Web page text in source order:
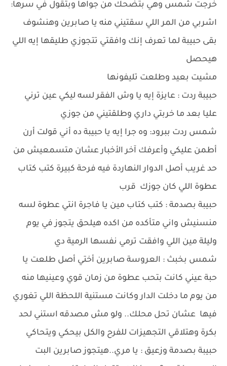
خرجت شمس وهي بتضحك من جواها وبتقول في سرها:
اشربي من المر اللي سقتيني منه يا صابرين وهنشوف
بقى حبيبة لما تعرف إنك وافقتي تتجوزي طليقها إيه اللي
هيحصل
مشيت بعيد وطلعت تليفونها
حبيبة ردت : عايزة إيه يا وش الفقر لسه ليكي عين ترني
عليا بعد ما خربتي داري وطلقتيني من جوزي
شمس ردت ببرود: وه جرا إيه يا حبيبة ده أني قولت أرن
أطمن عليكي وأعرفك آخر الأخبار عشان متسمعيش من
حد غريب أصل الدوار النهاردة فيه فرحة كبيرة كتب كتاب
عطوة اللي كان جوزك قرب
حبيبة بصدمة : كتب كتاب مين يا فاجرة انتي عطوة لسه
منسنيش واني متأكده من اكده هيلحق يتجوز في يوم
وليلة مين اللي وافقت ترمي نفسها الرمية دي
شمس بخبث : العروسة صابرين أختي أصل طلعت يا
حبة عيني كانت بتحب عطوة من زمان قوي وعينيها منه
من يوم ما دخلت الدار وكانت مستنية اللحظة اللي تغوري
فيها عشان تحل محلك.. ولو مش مصدقه استني لحد
بكرة وهتلاقي التجهيزات للفرح والكل بيحكي ويتحاكي
حبيبة بصدمة وزعيق : يا مري..هيتجوز صابرين البت